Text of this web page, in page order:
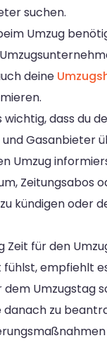
suchen.
Umzug
deine
dass du
Gasanbieter
Umzug
Zeitungsabos
kündigen oder
Zeit für den
empfiehlt
dem Umzugstag
danach zu